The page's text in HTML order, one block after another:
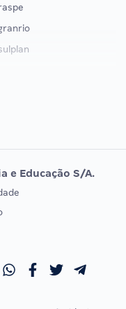
DE ORDEM
OAB
e Educação S/A.